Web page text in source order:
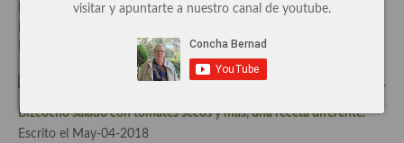
Quesos, recetas
Salazones y encurtidos
Recetas de Cuaresma
Rape alangostado con gel de tomate, el trampantojo más exquisito
Por Concha Bernadcon0 Comentarios
Bizcocho salado con tomates secos y más, una receta diferente.
Escrito el May-04-2018
visitar y apuntarte a nuestro canal de youtube.